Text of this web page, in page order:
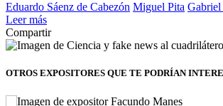
Eduardo Sáenz de Cabezón Miguel Pita
Leer más
Compartir
OTROS EXPOSITORES QUE TE PODRÍAN